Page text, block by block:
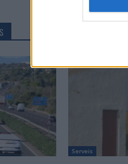
Serveis